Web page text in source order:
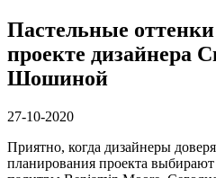
Пастельные
проекте дизайнера
Шошиной
27-10-2020
Приятно, когда дизайнеры
планирования проекта выбирают